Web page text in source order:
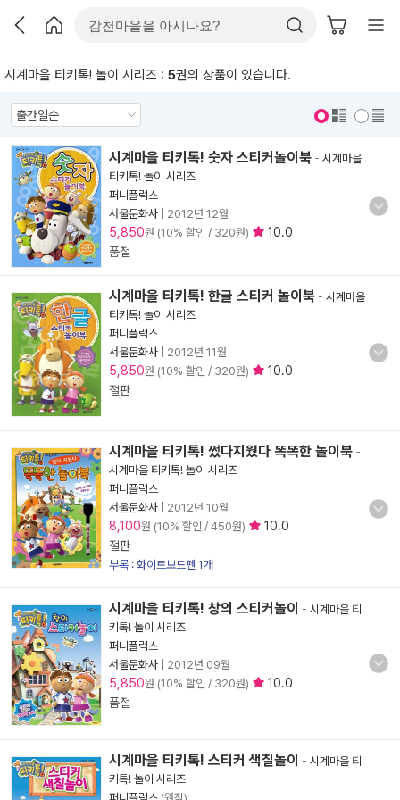
시계마을 티키톡! 놀이 시리즈 : 5권의 상품이 있습니다.
시계마을 티키톡! 숫자 스티커놀이북 - 시계마을
티키톡! 놀이 시리즈
퍼니플럭스
서울문화사
2012년 12월
5,850원 (10% 할인 / 320원)
10.0
품절
시계마을 티키톡! 한글 스티커 놀이북 - 시계마을
티키톡! 놀이 시리즈
퍼니플럭스
서울문화사
2012년 11월
5,850원 (10% 할인 / 320원)
10.0
절판
시계마을 티키톡! 썼다지웠다 똑똑한 놀이북 -
시계마을 티키톡! 놀이 시리즈
퍼니플럭스
서울문화사
2012년 10월
8,100원 (10% 할인 / 450원)
10.0
절판
부록 : 화이트보드펜 1개
시계마을 티키톡! 창의 스티커놀이 - 시계마을 티
키톡! 놀이 시리즈
퍼니플럭스
서울문화사
2012년 09월
5,850원 (10% 할인 / 320원)
10.0
품절
시계마을 티키톡! 스티커 색칠놀이 - 시계마을 티
키톡! 놀이 시리즈